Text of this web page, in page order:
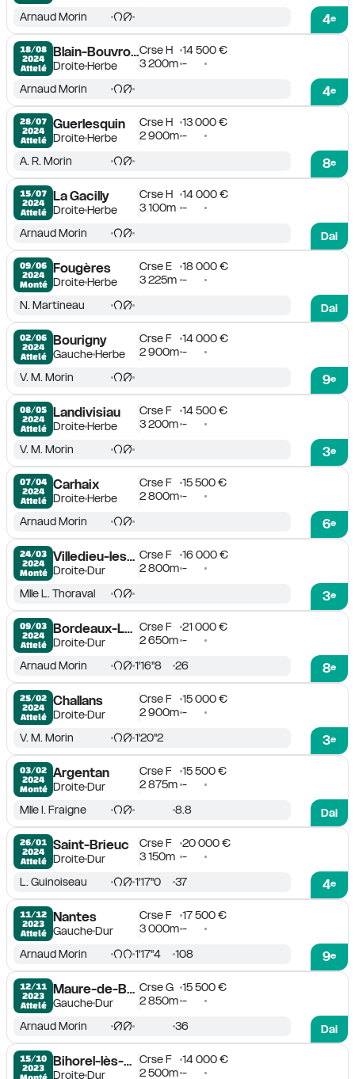
4e
Arnaud Morin
18/08
2024
Attelé
Blain-Bouvron-Le Gâvre
DroiteHerbe
Crse H
14 500 €
3 200m -
4e
Arnaud Morin
28/07
2024
Attelé
Guerlesquin
DroiteHerbe
Crse H
13 000 €
2 900m -
8e
A. R. Morin
15/07
2024
Attelé
La Gacilly
DroiteHerbe
Crse H
14 000 €
3 100m -
Dai
Arnaud Morin
09/06
2024
Monté
Fougères
DroiteHerbe
Crse E
18 000 €
3 225m -
Dai
N. Martineau
02/06
2024
Attelé
Bourigny
GaucheHerbe
Crse F
14 000 €
2 900m -
9e
V. M. Morin
08/05
2024
Attelé
Landivisiau
DroiteHerbe
Crse F
14 500 €
3 200m -
3e
V. M. Morin
07/04
2024
Attelé
Carhaix
DroiteHerbe
Crse F
15 500 €
2 800m -
6e
Arnaud Morin
24/03
2024
Monté
Villedieu-les-Poëles
DroiteDur
Crse F
16 000 €
2 800m -
3e
Mlle L. Thoraval
09/03
2024
Attelé
Bordeaux-Le Bouscat
DroiteDur
Crse F
21 000 €
2 650m -
8e
Arnaud Morin 1'16''8 26
25/02
2024
Attelé
Challans
DroiteDur
Crse F
15 000 €
2 900m -
3e
V. M. Morin 1'20''2
03/02
2024
Monté
Argentan
DroiteDur
Crse F
15 500 €
2 875m -
Dai
Mlle I. Fraigne 8.8
26/01
2024
Attelé
Saint-Brieuc
DroiteDur
Crse F
20 000 €
3 150m -
4e
L. Guinoiseau 1'17''0 37
11/12
2023
Attelé
Nantes
GaucheDur
Crse F
17 500 €
3 000m -
9e
Arnaud Morin 1'17''4 108
12/11
2023
Attelé
Maure-de-Bretagne
GaucheDur
Crse G
15 500 €
2 850m -
Dai
Arnaud Morin 36
15/10
2023
Bihorel-lès-Rouen
DroiteDur
Crse F
14 000 €
2 500m -